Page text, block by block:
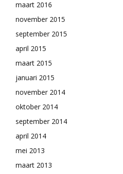
maart 2016
november 2015
september 2015
april 2015
maart 2015
januari 2015
november 2014
oktober 2014
september 2014
april 2014
mei 2013
maart 2013